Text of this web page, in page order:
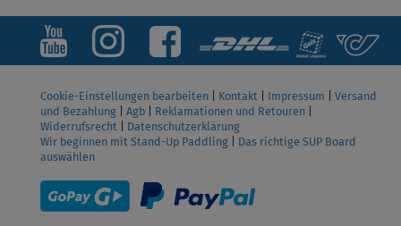
Cookie-Einstellungen bearbeiten Kontakt Impressum
Versand
und Bezahlung
Agb Reklamationen und Retouren
Widerrufsrecht
Datenschutzerklärung
Wir beginnen mit Stand-Up Paddling
Das richtige SUP Board
auswählen